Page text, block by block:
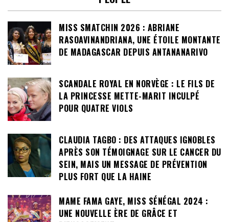
MISS SMATCHIN 2026 : ABRIANE
RASOAVINANDRIANA, UNE ÉTOILE MONTANTE
DE MADAGASCAR DEPUIS ANTANANARIVO
SCANDALE ROYAL EN NORVÈGE : LE FILS DE
LA PRINCESSE METTE-MARIT INCULPÉ
POUR QUATRE VIOLS
CLAUDIA TAGBO : DES ATTAQUES IGNOBLES
APRÈS SON TÉMOIGNAGE SUR LE CANCER DU
SEIN, MAIS UN MESSAGE DE PRÉVENTION
PLUS FORT QUE LA HAINE
MAME FAMA GAYE, MISS SÉNÉGAL 2024 :
UNE NOUVELLE ÈRE DE GRÂCE ET